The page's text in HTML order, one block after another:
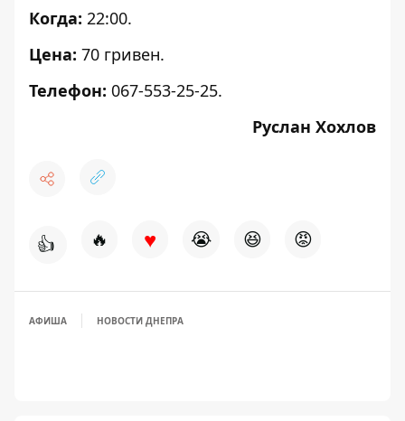
Когда: 22:00.
Цена: 70 гривен.
Телефон: 067-553-25-25.
Руслан Хохлов
👍 🔥 ♥ 😭 😆 😡
АФИША НОВОСТИ ДНЕПРА